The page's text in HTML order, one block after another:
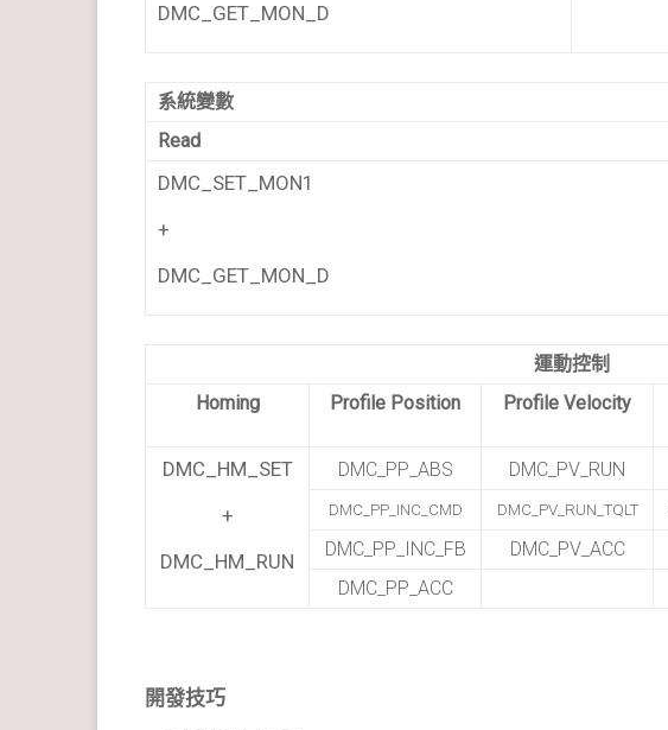
DMC_GET_MON_D
系統變數
Read
DMC_SET_MON1
+
DMC_GET_MON_D
運動控制
Homing
Profile Position Profile Velocity
DMC_HM_SET
+
DMC_HM_RUN
DMC_PP_ABS DMC_PV_RUN
DMC_PP_INC_CMD DMC_PV_RUN_TQLT
DMC_PP_INC_FB
DMC_PV_ACC
DMC_PP_ACC
開發技巧